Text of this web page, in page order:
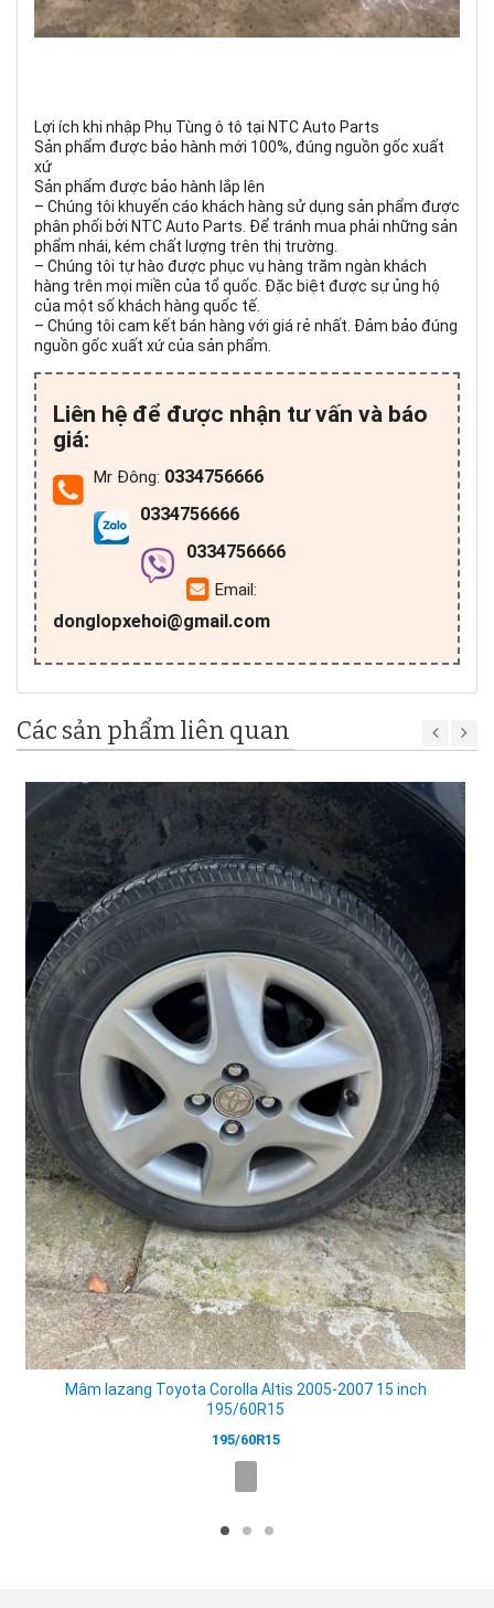
Lợi ích khi nhập Phụ Tùng ô tô tại NTC Auto Parts
Sản phẩm được bảo hành mới 100%, đúng nguồn gốc xuất
xứ
Sản phẩm được bảo hành lắp lên
– Chúng tôi khuyến cáo khách hàng sử dụng sản phẩm được
phân phối bởi NTC Auto Parts. Để tránh mua phải những sản
phẩm nhái, kém chất lượng trên thị trường.
– Chúng tôi tự hào được phục vụ hàng trăm ngàn khách
hàng trên mọi miền của tổ quốc. Đặc biệt được sự ủng hộ
của một số khách hàng quốc tế.
– Chúng tôi cam kết bán hàng với giá rẻ nhất. Đảm bảo đúng
nguồn gốc xuất xứ của sản phẩm.
Liên hệ để được nhận tư vấn và báo
giá:
Mr Đông: 0334756666
0334756666
0334756666
Email:
donglopxehoi@gmail.com
Các sản phẩm liên quan
Mâm lazang Toyota Corolla Altis 2005-2007 15 inch
195/60R15
195/60R15